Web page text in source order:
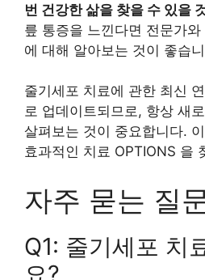
번 건강한 삶을 찾을 수 있을
릎 통증을 느낀다면 전문가
에 대해 알아보는 것이 좋습
줄기세포 치료에 관한 최신
로 업데이트되므로, 항상 새
살펴보는 것이 중요합니다.
효과적인 치료 OPTIONS 을
자주 묻는 질
Q1: 줄기세포 치
요?